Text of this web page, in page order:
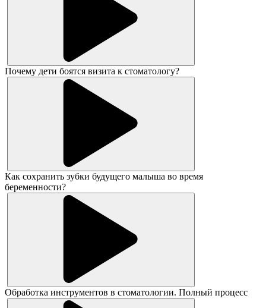
Почему дети боятся визита к стоматологу?
Как сохранить зубки будущего малыша во время
беременности?
Обработка инструментов в стоматологии. Полный процесс